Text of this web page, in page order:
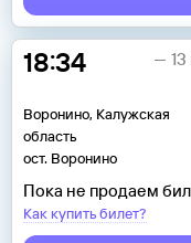
18:34
Воронино, Калужская
область
ост. Воронино
Пока не продаем
Как купить билет?